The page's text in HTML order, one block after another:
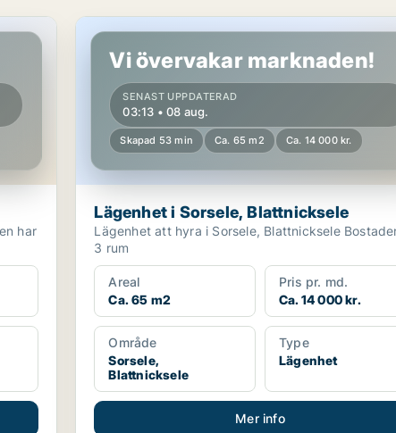
Lägenhet i Sorsele, Blattnicksele
Vi övervakar marknaden!
SENAST UPPDATERAD
03:13 • 08 aug.
Skapad 53 min Ca. 65 m2 Ca. 14 000 kr.
Lägenhet i Sorsele, Blattnicksele
Lägenhet att hyra i Sorsele, Blattnicksele Bostaden har
3 rum
Areal
Ca. 65 m2
Pris pr. md.
Ca. 14 000 kr.
Område
Sorsele,
Blattnicksele
Type
Lägenhet
Mer info